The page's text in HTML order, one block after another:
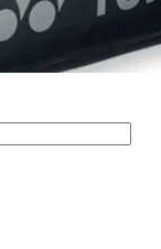
Duffel Bag